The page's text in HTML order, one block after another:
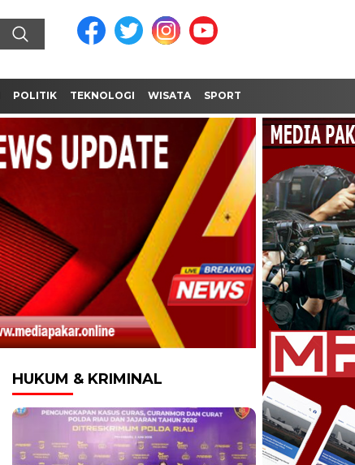
POLITIK TEKNOLOGI WISATA SPORT
HUKUM & KRIMINAL